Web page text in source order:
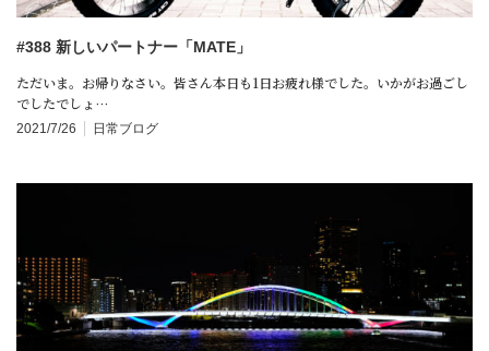
#388 新しいパートナー「MATE」
ただいま。お帰りなさい。皆さん本日も1日お疲れ様でした。いかがお過ごし
でしたでしょ…
2021/7/26 日常ブログ